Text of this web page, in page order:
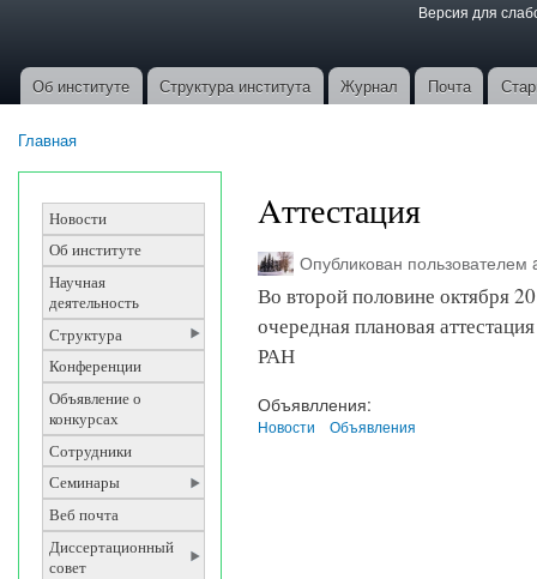
Версия для
Основные ссылки
Об институте Структура института Журнал Почта
Главная
Новости
Об институте
Научная
деятельность
Структура
Конференции
Объявление о
конкурсах
Сотрудники
Семинары
Веб почта
Диссертационный
совет
Aттестация
Опубликован пользователем
Во второй половине октября
очередная плановая
РАН
Объявлления:
Новости Объявления